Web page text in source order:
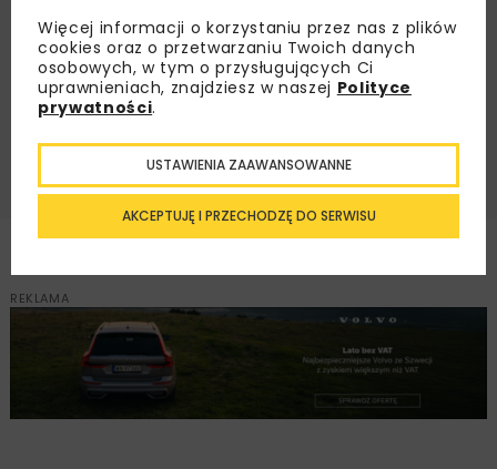
Regulaminemoraz wyrażam zgodę na otrzymywanie na
podany przeze mnie adres e-mail korespondencji
handlowej w postaci newslettera.
REKLAMA
Więcej informacji o korzystaniu przez nas z plików
cookies oraz o przetwarzaniu Twoich danych
osobowych, w tym o przysługujących Ci
uprawnieniach, znajdziesz w naszej Polityce
prywatności.
AKCEPTUJĘ I PRZECHODZĘ DO SERWISU
USTAWIENIA ZAAWANSOWANNE